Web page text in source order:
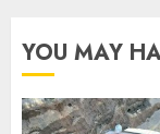
YOU MAY